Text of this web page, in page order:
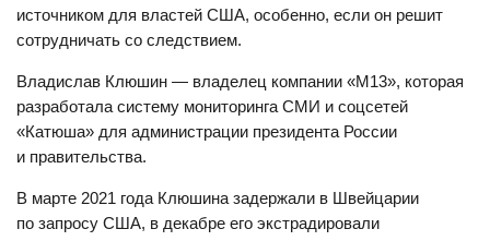
источником для властей США, особенно, если он решит
сотрудничать со следствием.
Владислав Клюшин — владелец компании «М13», которая
разработала систему мониторинга СМИ и соцсетей
«Катюша» для администрации президента России
и правительства.
В марте 2021 года Клюшина задержали в Швейцарии
по запросу США, в декабре его экстрадировали